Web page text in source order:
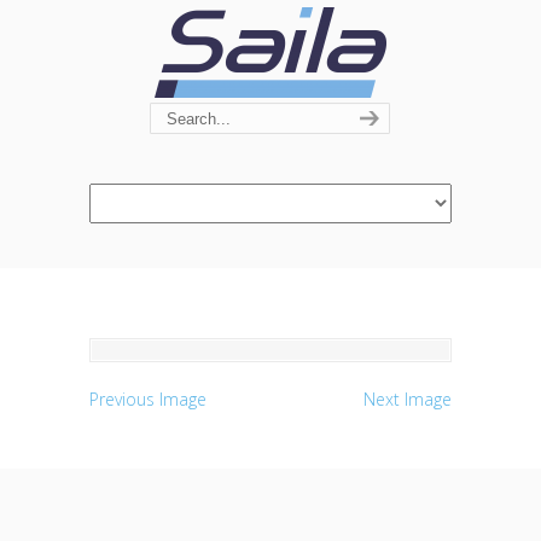
Previous Image Next Image